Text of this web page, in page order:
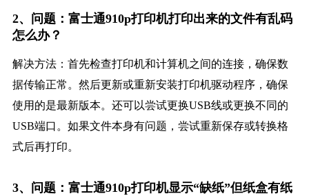
2、问题：富士通910p打印机打印出来的文件有乱码
怎么办？
解决方法：首先检查打印机和计算机之间的连接，确保数
据传输正常。然后更新或重新安装打印机驱动程序，确保
使用的是最新版本。还可以尝试更换USB线或更换不同的
USB端口。如果文件本身有问题，尝试重新保存或转换格
式后再打印。
3、问题：富士通910p打印机显示“缺纸”但纸盒有纸